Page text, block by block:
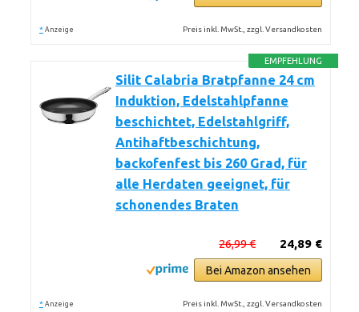
* Anzeige Preis inkl. MwSt., zzgl. Versandkosten
EMPFEHLUNG
Silit Calabria Bratpfanne 24 cm
Induktion, Edelstahlpfanne
beschichtet, Edelstahlgriff,
Antihaftbeschichtung,
backofenfest bis 260 Grad, für
alle Herdaten geeignet, für
schonendes Braten
24,89 €
26,99 €
Bei Amazon ansehen
* Anzeige Preis inkl. MwSt., zzgl. Versandkosten